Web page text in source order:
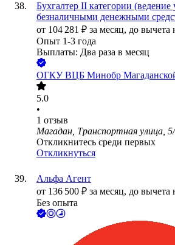
Бухгалтер II категории (ведение
безналичными денежными
от 104 281 ₽ за месяц, до вычета
Опыт 1-3 года
Выплаты: Два раза в месяц
ОГКУ ВЦБ Минобр
5.0
•
1 отзыв
Магадан, Транспортная улица,
Откликнитесь среди первых
Откликнуться
Альфа Агент
от 136 500 ₽ за месяц, до вычета
Без опыта